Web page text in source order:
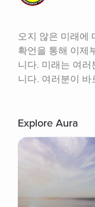
오지 않은 미래에
확언을 통해 이제
니다. 미래는 여
니다. 여러분이
Explore Aura